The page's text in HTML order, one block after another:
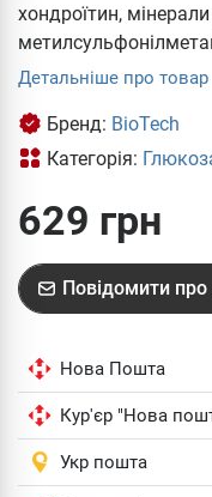
хондроїтин,
Детальніше про товар
Бренд: BioTech
Категорія:
629 грн
Повідомити
Нова Пошта
Кур'єр "Нова
Укр пошта